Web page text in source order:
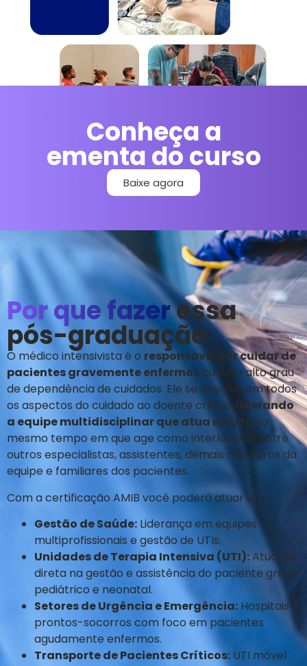
Conheça a
ementa do curso
Baixe agora
Por que fazeressa
pós-graduação
O médico intensivista é o responsável por cuidar de
pacientes gravemente enfermosou com alto grau
de dependência de cuidados. Ele se envolve em todos
os aspectos do cuidado ao doente crítico, liderando
a equipe multidisciplinar que atua na UTI, ao
mesmo tempo em que age como interlocutor entre
outros especialistas, assistentes, demais membros da
equipe e familiares dos pacientes.
Com a certificação AMIB você poderá atuar em:
Gestão de Saúde: Liderança em equipes
multiprofissionais e gestão de UTIs.
Unidades de Terapia Intensiva (UTI):Atuação
direta na gestão e assistência do paciente grave
pediátrico e neonatal.
Setores de Urgência e Emergência: Hospitais e
prontos-socorros com foco em pacientes
agudamente enfermos.
Transporte de Pacientes Críticos: UTI móvel